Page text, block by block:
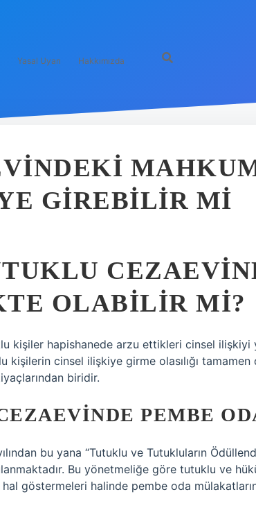
Yasal Uyarı Hakkımızda
GIREBILIR MI
OLABILIR MI?
kişiler hapishanede arzu ettikleri cinsel ilişkiyi
kişilerin cinsel ilişkiye girme olasılığı tamamen
biridir.
PEMBE
bu yana “Tutuklu ve Tutukluların
Bu yönetmeliğe göre tutuklu ve
göstermeleri halinde pembe oda